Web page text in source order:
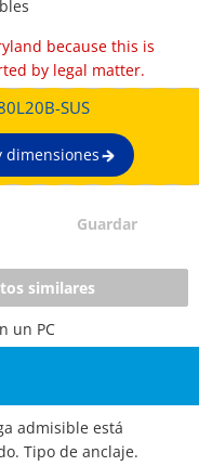
because this is
by legal matter.
SUS
dimensiones
Guardar
similares
un PC
admisible está
Tipo de anclaje.